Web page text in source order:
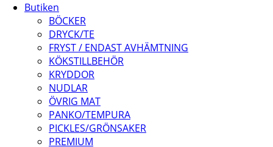
Butiken
BÖCKER
DRYCK/TE
FRYST / ENDAST AVHÄMTNING
KÖKSTILLBEHÖR
KRYDDOR
NUDLAR
ÖVRIG MAT
PANKO/TEMPURA
PICKLES/GRÖNSAKER
PREMIUM